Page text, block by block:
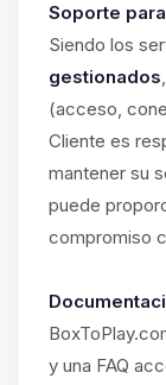
Soporte para
Siendo los
gestionados
(acceso,
Cliente es
mantener su
puede
compromiso
y una FAQ